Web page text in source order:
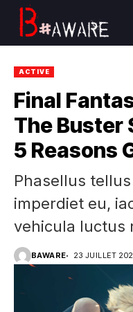
ACTIVE
Final
The Buster
5 Reasons
Phasellus
imperdiet eu,
vehicula luctus
BAWARE 23 JUILLET